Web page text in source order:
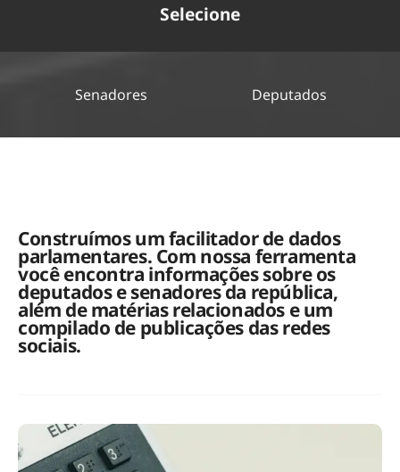
Selecione
Senadores Deputados
Construímos um facilitador de dados
parlamentares. Com nossa ferramenta
você encontra informações sobre os
deputados e senadores da república,
além de matérias relacionados e um
compilado de publicações das redes
sociais.